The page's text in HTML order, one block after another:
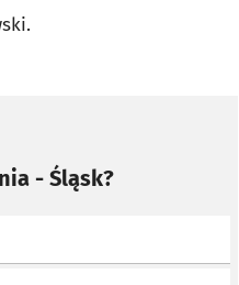
- Śląsk?